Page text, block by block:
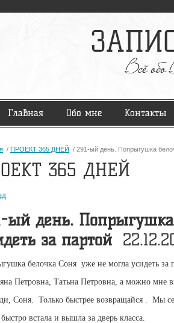
Главная Обо мне Контакты
/ ПРОЕКТ 365 ДНЕЙ / 291-ый день. Попрыгушка
365 ДНЕЙ
ый день.
за партой
белочка Соня уже не могла усидеть
Петровна, Татьна Петровна, а можно мне
Соня. Только быстрее возвращайся . Мы
встала и вышла за дверь класса.